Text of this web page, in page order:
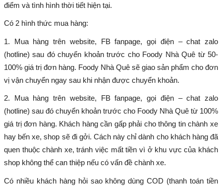
điểm và tình hình thời tiết hiện tại.
Có 2 hình thức mua hàng:
1. Mua hàng trên website, FB fanpage, gọi điện – chat zalo
(hotline) sau đó chuyển khoản trước cho Foody Nhà Quê từ 50-
100% giá trị đơn hàng. Foody Nhà Quê sẽ giao sản phẩm cho đơn
vị vận chuyển ngay sau khi nhận được chuyển khoản.
2. Mua hàng trên website, FB fanpage, gọi điện – chat zalo
(hotline) sau đó chuyển khoản trước cho Foody Nhà Quê từ 100%
giá trị đơn hàng. Khách hàng cần gấp phải cho thông tin chành xe
hay bến xe, shop sẽ đi gởi. Cách này chỉ dành cho khách hàng đã
quen thuộc chành xe, tránh việc mất tiền vì ở khu vực của khách
shop không thể can thiệp nếu có vấn đề chành xe.
Có nhiều khách hàng hỏi sao không dùng COD (thanh toán tiền